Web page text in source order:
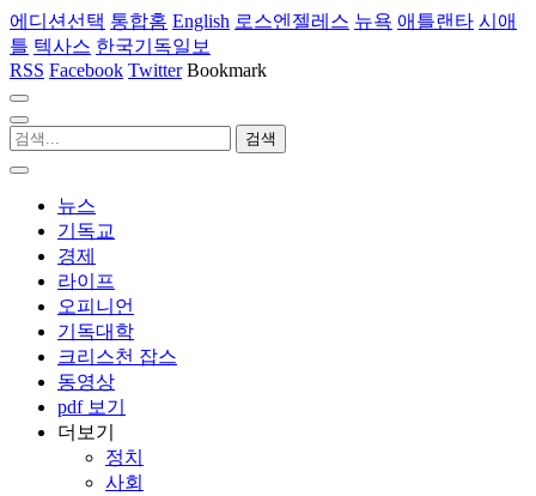
에디션선택 통합홈 English 로스엔젤레스 뉴욕 애틀랜타 시애
틀 텍사스 한국기독일보
RSS Facebook Twitter Bookmark
뉴스
기독교
경제
라이프
오피니언
기독대학
크리스천 잡스
동영상
pdf 보기
더보기
정치
사회